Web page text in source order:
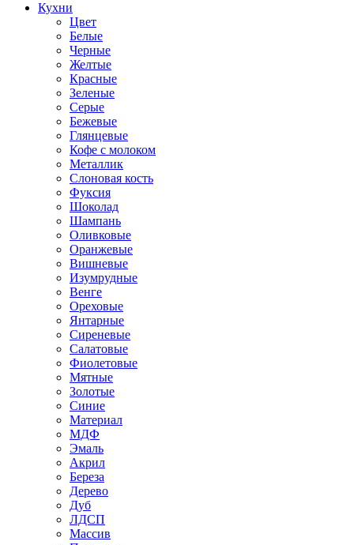
Кухни
Цвет
Белые
Черные
Желтые
Красные
Зеленые
Серые
Бежевые
Глянцевые
Кофе с молоком
Металлик
Слоновая кость
Фуксия
Шоколад
Шампань
Оливковые
Оранжевые
Вишневые
Изумрудные
Венге
Ореховые
Янтарные
Сиреневые
Салатовые
Фиолетовые
Мятные
Золотые
Синие
Материал
МДФ
Эмаль
Акрил
Береза
Дерево
Дуб
ЛДСП
Массив